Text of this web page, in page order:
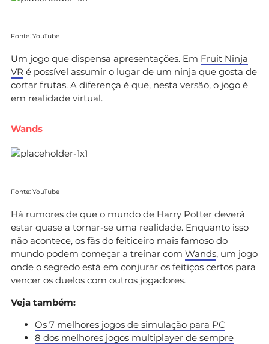
Fonte: YouTube
Um jogo que dispensa apresentações. Em Fruit Ninja
VR é possível assumir o lugar de um ninja que gosta de
cortar frutas. A diferença é que, nesta versão, o jogo é
em realidade virtual.
Wands
Fonte: YouTube
Há rumores de que o mundo de Harry Potter deverá
estar quase a tornar-se uma realidade. Enquanto isso
não acontece, os fãs do feiticeiro mais famoso do
mundo podem começar a treinar com Wands, um jogo
onde o segredo está em conjurar os feitiços certos para
vencer os duelos com outros jogadores.
Veja também:
Os 7 melhores jogos de simulação para PC
8 dos melhores jogos multiplayer de sempre